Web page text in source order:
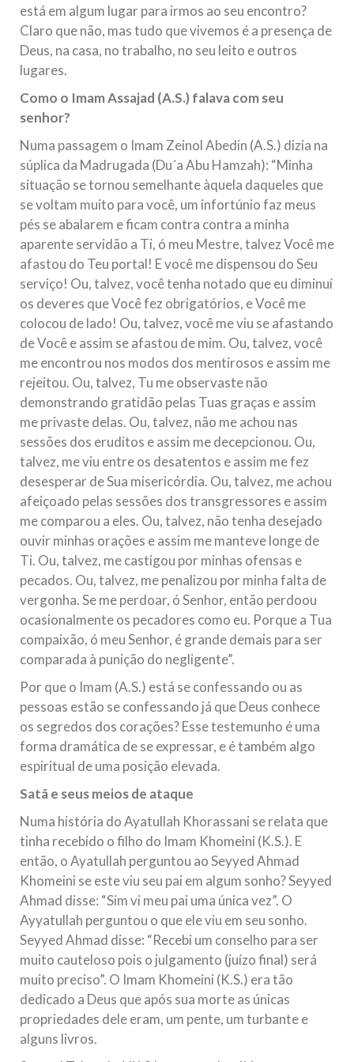
está em algum lugar para irmos ao seu encontro?
Claro que não, mas tudo que vivemos é a presença de
Deus, na casa, no trabalho, no seu leito e outros
lugares.
Como o Imam Assajad (A.S.) falava com seu
senhor?
Numa passagem o Imam Zeinol Abedin (A.S.) dizia na
súplica da Madrugada (Du´a Abu Hamzah): “Minha
situação se tornou semelhante àquela daqueles que
se voltam muito para você, um infortúnio faz meus
pés se abalarem e ficam contra contra a minha
aparente servidão a Ti, ó meu Mestre, talvez Você me
afastou do Teu portal! E você me dispensou do Seu
serviço! Ou, talvez, você tenha notado que eu diminuí
os deveres que Você fez obrigatórios, e Você me
colocou de lado! Ou, talvez, você me viu se afastando
de Você e assim se afastou de mim. Ou, talvez, você
me encontrou nos modos dos mentirosos e assim me
rejeitou. Ou, talvez, Tu me observaste não
demonstrando gratidão pelas Tuas graças e assim
me privaste delas. Ou, talvez, não me achou nas
sessões dos eruditos e assim me decepcionou. Ou,
talvez, me viu entre os desatentos e assim me fez
desesperar de Sua misericórdia. Ou, talvez, me achou
afeiçoado pelas sessões dos transgressores e assim
me comparou a eles. Ou, talvez, não tenha desejado
ouvir minhas orações e assim me manteve longe de
Ti. Ou, talvez, me castigou por minhas ofensas e
pecados. Ou, talvez, me penalizou por minha falta de
vergonha. Se me perdoar, ó Senhor, então perdoou
ocasionalmente os pecadores como eu. Porque a Tua
compaixão, ó meu Senhor, é grande demais para ser
comparada à punição do negligente”.
Por que o Imam (A.S.) está se confessando ou as
pessoas estão se confessando já que Deus conhece
os segredos dos corações? Esse testemunho é uma
forma dramática de se expressar, e é também algo
espiritual de uma posição elevada.
Satã e seus meios de ataque
Numa história do Ayatullah Khorassani se relata que
tinha recebido o filho do Imam Khomeini (K.S.). E
então, o Ayatullah perguntou ao Seyyed Ahmad
Khomeini se este viu seu pai em algum sonho? Seyyed
Ahmad disse: “Sim vi meu pai uma única vez”. O
Ayyatullah perguntou o que ele viu em seu sonho.
Seyyed Ahmad disse: “Recebi um conselho para ser
muito cauteloso pois o julgamento (juízo final) será
muito preciso”. O Imam Khomeini (K.S.) era tão
dedicado a Deus que após sua morte as únicas
propriedades dele eram, um pente, um turbante e
alguns livros.